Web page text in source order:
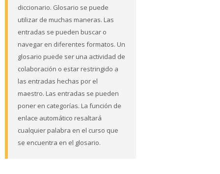
diccionario. Glosario se puede
utilizar de muchas maneras. Las
entradas se pueden buscar o
navegar en diferentes formatos. Un
glosario puede ser una actividad de
colaboración o estar restringido a
las entradas hechas por el
maestro. Las entradas se pueden
poner en categorías. La función de
enlace automático resaltará
cualquier palabra en el curso que
se encuentra en el glosario.